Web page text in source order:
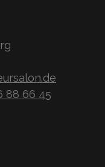
88 66 45